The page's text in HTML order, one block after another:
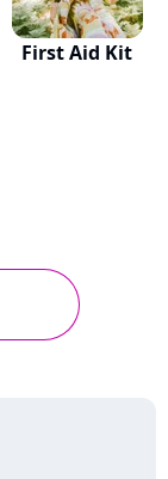
First Aid Kit